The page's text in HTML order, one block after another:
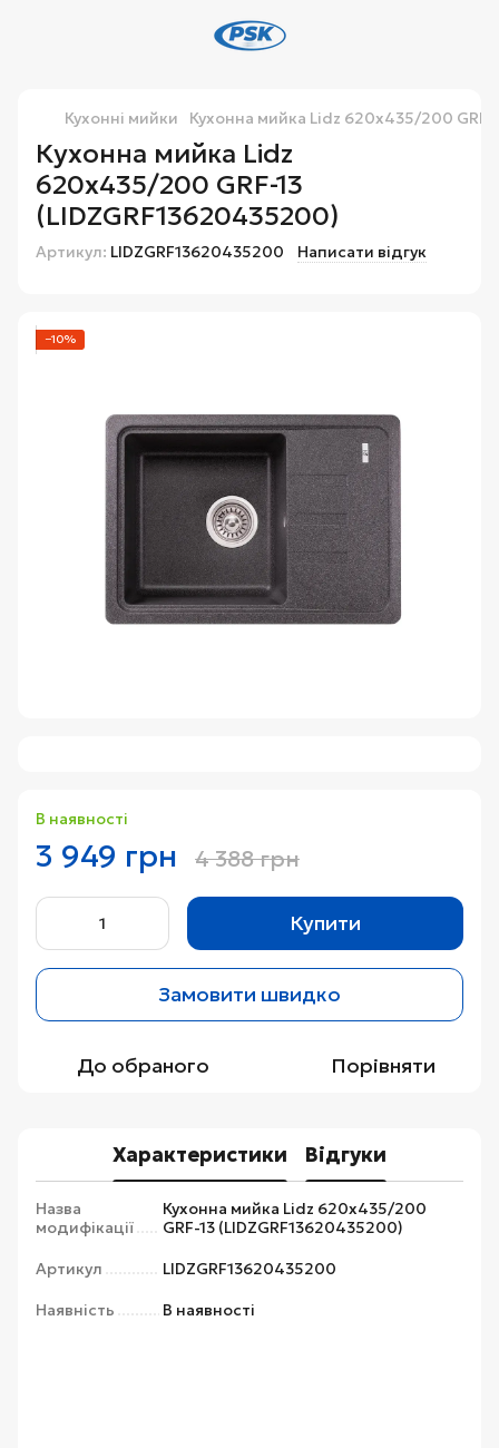
Кухонні мийки Кухонна мийка Lidz 620x435/200 GRF-
Кухонна мийка Lidz
620x435/200 GRF-13
(LIDZGRF13620435200)
Артикул: LIDZGRF13620435200 Написати відгук
−10%
В наявності
3 949 грн 4 388 грн
Купити
Замовити швидко
До обраного Порівняти
Характеристики Відгуки
Назва
модифікації
Кухонна мийка Lidz 620x435/200
GRF-13 (LIDZGRF13620435200)
Артикул LIDZGRF13620435200
Наявність В наявності